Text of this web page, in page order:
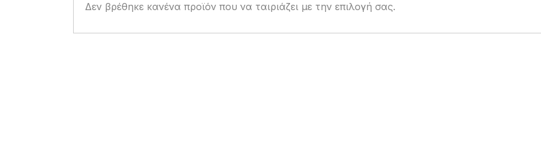
Δεν βρέθηκε κανένα προϊόν που να ταιριάζει με την επιλογή σας.